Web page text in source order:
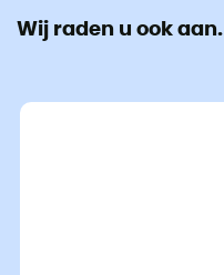
Wij raden u ook aan.